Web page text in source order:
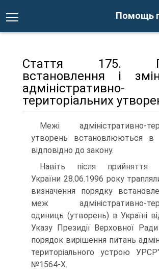
Помощь
Стаття 175.
встановлення і
адміністративно-
територіальних
Межі адміністративно-
утворень встановлюються в
відповідно до закону.
Навіть після прийняття
України 28.06.1996 року
визначення порядку
меж адміністративно-
одиниць (утворень) в Україні
Указу Президії Верховної
порядок вирішення питань
територіального устрою
№1564-Х.